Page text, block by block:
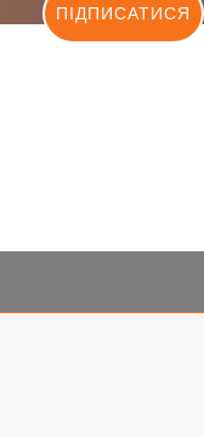
ПІДПИСАТИСЯ